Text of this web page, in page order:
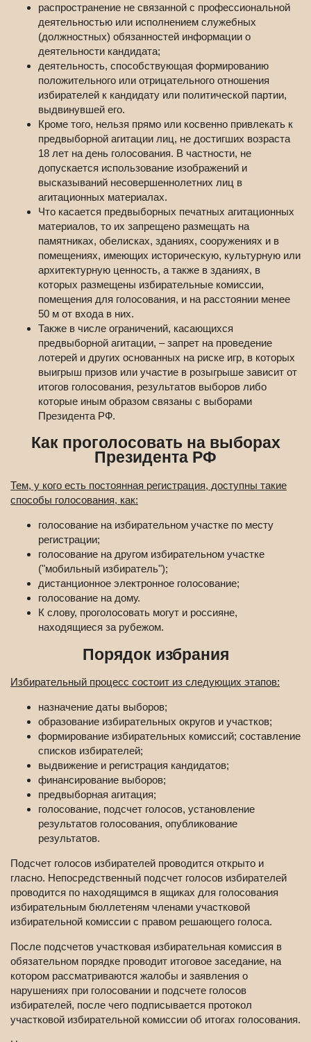
распространение не связанной с профессиональной
деятельностью или исполнением служебных
(должностных) обязанностей информации о
деятельности кандидата;
деятельность, способствующая формированию
положительного или отрицательного отношения
избирателей к кандидату или политической партии,
выдвинувшей его.
Кроме того, нельзя прямо или косвенно привлекать к
предвыборной агитации лиц, не достигших возраста
18 лет на день голосования. В частности, не
допускается использование изображений и
высказываний несовершеннолетних лиц в
агитационных материалах.
Что касается предвыборных печатных агитационных
материалов, то их запрещено размещать на
памятниках, обелисках, зданиях, сооружениях и в
помещениях, имеющих историческую, культурную или
архитектурную ценность, а также в зданиях, в
которых размещены избирательные комиссии,
помещения для голосования, и на расстоянии менее
50 м от входа в них.
Также в числе ограничений, касающихся
предвыборной агитации, – запрет на проведение
лотерей и других основанных на риске игр, в которых
выигрыш призов или участие в розыгрыше зависит от
итогов голосования, результатов выборов либо
которые иным образом связаны с выборами
Президента РФ.
Как проголосовать на выборах
Президента РФ
Тем, у кого есть постоянная регистрация, доступны такие
способы голосования, как:
голосование на избирательном участке по месту
регистрации;
голосование на другом избирательном участке
("мобильный избиратель");
дистанционное электронное голосование;
голосование на дому.
К слову, проголосовать могут и россияне,
находящиеся за рубежом.
Порядок избрания
Избирательный процесс состоит из следующих этапов:
назначение даты выборов;
образование избирательных округов и участков;
формирование избирательных комиссий; составление
списков избирателей;
выдвижение и регистрация кандидатов;
финансирование выборов;
предвыборная агитация;
голосование, подсчет голосов, установление
результатов голосования, опубликование
результатов.
Подсчет голосов избирателей проводится открыто и
гласно. Непосредственный подсчет голосов избирателей
проводится по находящимся в ящиках для голосования
избирательным бюллетеням членами участковой
избирательной комиссии с правом решающего голоса.
После подсчетов участковая избирательная комиссия в
обязательном порядке проводит итоговое заседание, на
котором рассматриваются жалобы и заявления о
нарушениях при голосовании и подсчете голосов
избирателей, после чего подписывается протокол
участковой избирательной комиссии об итогах голосования.